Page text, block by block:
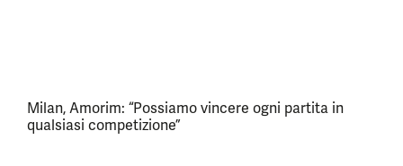
Milan, Amorim: “Possiamo vincere ogni partita in
qualsiasi competizione”